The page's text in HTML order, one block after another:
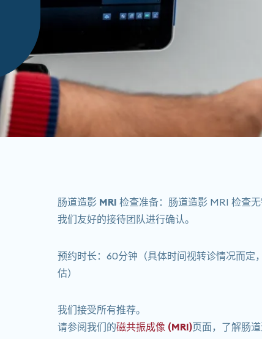
肠道造影 MRI 检查准备： 肠道造影 MRI 检查
我们友好的接待团队进行确认。
预约时长 ：60分钟（具体时间视转诊情况而定
估）
我们接受所有推荐。
请参阅我们的磁共振成像 (MRI)页面，了解肠